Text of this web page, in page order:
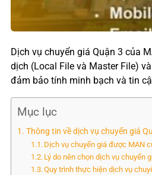
Dịch vụ chuyển giá Quận 3 của
dịch (Local File và Master File)
đảm bảo tính minh bạch và tin
Mục lục
Thông tin về dịch vụ chuyển giá
Dịch vụ chuyển giá được MAN
Lý do nên chọn dịch vụ chuyển
Quy trình thực hiện dịch vụ